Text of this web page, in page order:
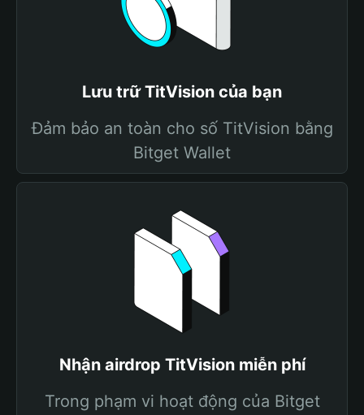
Lưu trữ TitVision của bạn
Đảm bảo an toàn cho số TitVision bằng
Bitget Wallet
Nhận airdrop TitVision miễn phí
Trong phạm vi hoạt động của Bitget